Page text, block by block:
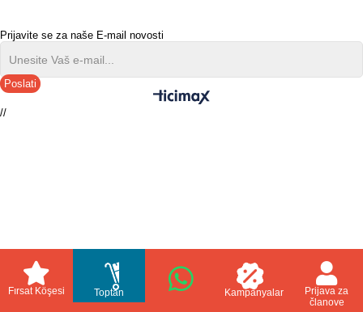
Prijavite se za naše E-mail novosti
Poslati
//
Fırsat Köşesi Toptan Kampanyalar
Prijava za
članove